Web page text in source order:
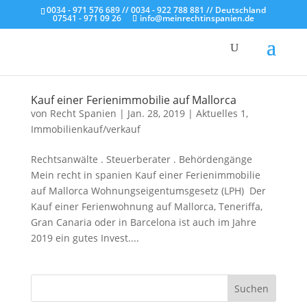
0034 - 971 576 689 // 0034 - 922 788 881 // Deutschland
07541 - 971 09 26 info@meinrechtinspanien.de
Kauf einer Ferienimmobilie auf Mallorca
von Recht Spanien | Jan. 28, 2019| Aktuelles 1,
Immobilienkauf/verkauf
Rechtsanwälte . Steuerberater . Behördengänge
Mein recht in spanien Kauf einer Ferienimmobilie
auf Mallorca Wohnungseigentumsgesetz (LPH) Der
Kauf einer Ferienwohnung auf Mallorca, Teneriffa,
Gran Canaria oder in Barcelona ist auch im Jahre
2019 ein gutes Invest....